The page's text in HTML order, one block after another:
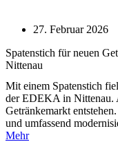
27. Februar 2026
Spatenstich für neuen
Nittenau
Mit einem Spatenstich
der EDEKA in Nittenau.
Getränkemarkt
und umfassend
Mehr